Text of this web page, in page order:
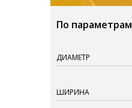
По параметрам
ДИАМЕТР
ШИРИНА